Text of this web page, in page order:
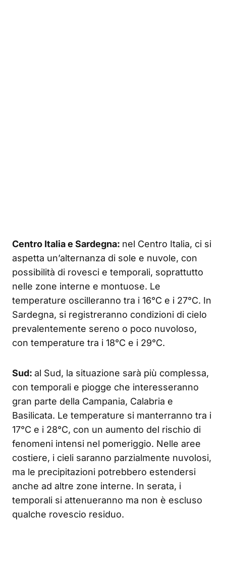
Centro Italia e Sardegna: nel Centro Italia, ci si
aspetta un’alternanza di sole e nuvole, con
possibilità di rovesci e temporali, soprattutto
nelle zone interne e montuose. Le
temperature oscilleranno tra i 16°C e i 27°C. In
Sardegna, si registreranno condizioni di cielo
prevalentemente sereno o poco nuvoloso,
con temperature tra i 18°C e i 29°C.
Sud: al Sud, la situazione sarà più complessa,
con temporali e piogge che interesseranno
gran parte della Campania, Calabria e
Basilicata. Le temperature si manterranno tra i
17°C e i 28°C, con un aumento del rischio di
fenomeni intensi nel pomeriggio. Nelle aree
costiere, i cieli saranno parzialmente nuvolosi,
ma le precipitazioni potrebbero estendersi
anche ad altre zone interne. In serata, i
temporali si attenueranno ma non è escluso
qualche rovescio residuo.